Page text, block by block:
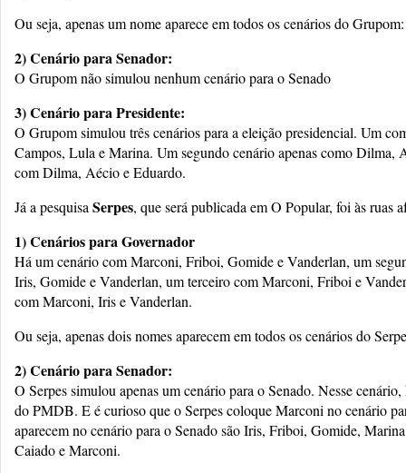
Ou seja, apenas um nome aparece em todos os cenários do
2) Cenário para Senador:
O Grupom não simulou nenhum cenário para o Senado
3) Cenário para Presidente:
O Grupom simulou três cenários para a eleição presidencial. Um
Campos, Lula e Marina. Um segundo cenário apenas como Dilma,
com Dilma, Aécio e Eduardo.
Já a pesquisaSerpes, que será publicada em O Popular, foi às ruas
1) Cenários para Governador
Há um cenário com Marconi, Friboi, Gomide e Vanderlan, um
Iris, Gomide e Vanderlan, um terceiro com Marconi, Friboi e
com Marconi, Iris e Vanderlan.
Ou seja, apenas dois nomes aparecem em todos os cenários do
2) Cenário para Senador:
O Serpes simulou apenas um cenário para o Senado. Nesse
do PMDB. E é curioso que o Serpes coloque Marconi no cenário
aparecem no cenário para o Senado são Iris, Friboi, Gomide,
Caiado e Marconi.